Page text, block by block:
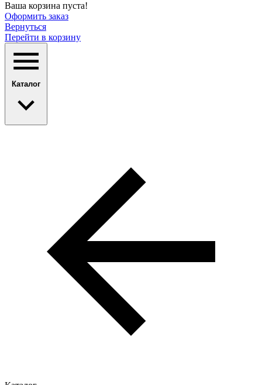
Ваша корзина пуста!
Оформить заказ
Вернуться
Перейти в корзину
Каталог